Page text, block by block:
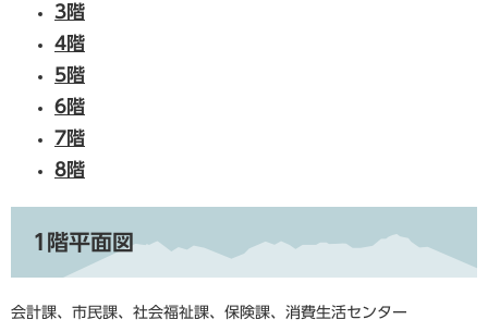
3階
4階
5階
6階
7階
8階
1階平面図
会計課、市民課、社会福祉課、保険課、消費生活センター